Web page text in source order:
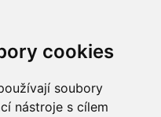
cookies
soubory
nástroje s cílem